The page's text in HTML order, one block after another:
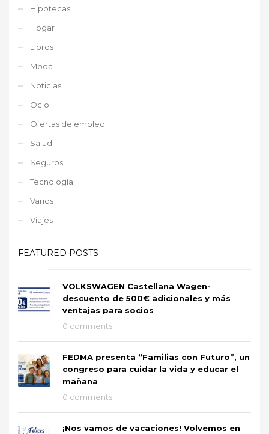
Hipotecas
Hogar
Libros
Moda
Noticias
Ocio
Ofertas de empleo
Salud
Seguros
Tecnología
Varios
Viajes
FEATURED POSTS
VOLKSWAGEN Castellana Wagen-
descuento de 500€ adicionales y más
ventajas para socios
0 comments
FEDMA presenta “Familias con Futuro”, un
congreso para cuidar la vida y educar el
mañana
0 comments
¡Nos vamos de vacaciones! Volvemos en